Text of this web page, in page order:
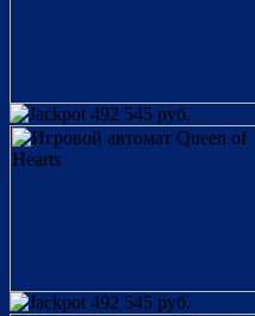
492 545 руб.
492 545 руб.